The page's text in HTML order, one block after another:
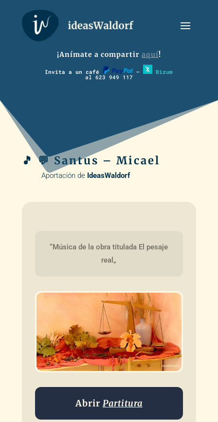
¡Anímate a compartir aquí!
Invita a un café – Bizum
al 623 949 117
🎵 💬 Santus – Micael
Aportación de IdeasWaldorf
“Música de la obra titulada El pesaje
real„
Abrir Partitura